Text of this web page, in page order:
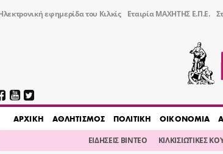
εφημερίδα του Κιλκίς Εταιρία ΜΑΧΗΤΗΣ Ε.Π.Ε.
AΡΧΙΚΗ ΑΘΛΗΤΙΣΜΟΣ ΠΟΛΙΤΙΚΗ ΟΙΚΟΝΟΜΙΑ
ΕΙΔΗΣΕΙΣ ΒΙΝΤΕΟ ΚΙΛΚΙΣΙΩΤΙΚΕΣ